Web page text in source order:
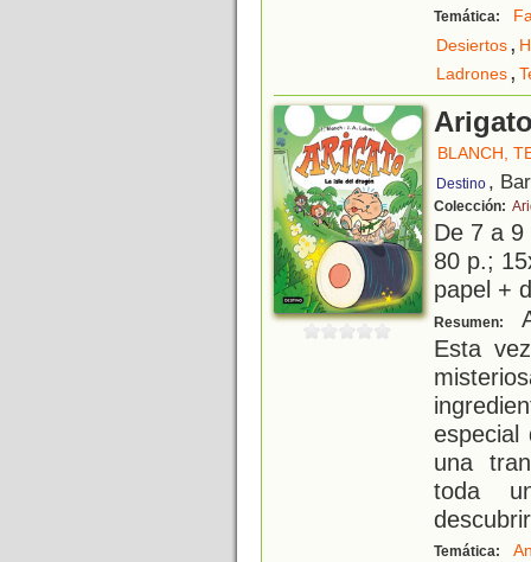
Temática:
Desiertos,
Ladrones,
BLANCH,
Destino ,
Colección:
De 7 a
80 p.;
papel +
Resumen:
Esta
especial
una
toda
Temática: